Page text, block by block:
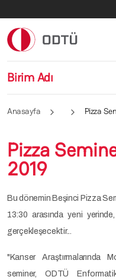
Birim Adı
Anasayfa Pizza
Pizza
2019
Bu dönemin Beşinci Pizza
13:30 arasında yeni
gerçekleşecektir...
"Kanser Araştırmalarında
seminer, ODTÜ